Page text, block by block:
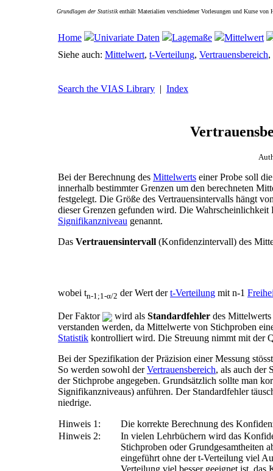
Grundlagen der Statistikenthält Materialien verschiedener Vorlesungen und Kurse
Home Univariate Daten Lagemaße
Mittelwert
Siehe auch: Mittelwert, t-Verteilung, Vertrauensbereich,
Search the VIAS Library | Index
Bei der Berechnung des Mittelwerts einer Probe soll
innerhalb bestimmter Grenzen um den berechneten
festgelegt. Die Größe des Vertrauensintervalls hängt
dieser Grenzen gefunden wird. Die
Signifikanzniveau genannt.
Das Vertrauensintervall (Konfidenzintervall) des
wobei tn-1;1-α/2 der Wert dert-Verteilung mit n-1
Der Faktor wird als Standardfehler des
verstanden werden, da Mittelwerte von Stichproben
Statistik kontrolliert wird. Die Streuung nimmt mit der
Bei der Spezifikation der Präzision einer Messung
So werden sowohl derVertrauensbereich, als auch der
der Stichprobe angegeben. Grundsätzlich sollte man
Signifikanzniveaus) anführen. Der Standardfehler
niedrige.
Hinweis 1:
Die korrekte Berechnung des
Hinweis 2:
In vielen Lehrbüchern wird das
Stichproben oder Grundgesamtheiten
eingeführt ohne der t-Verteilung viel